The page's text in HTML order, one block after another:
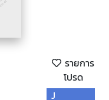
รายการ
โปรด
J